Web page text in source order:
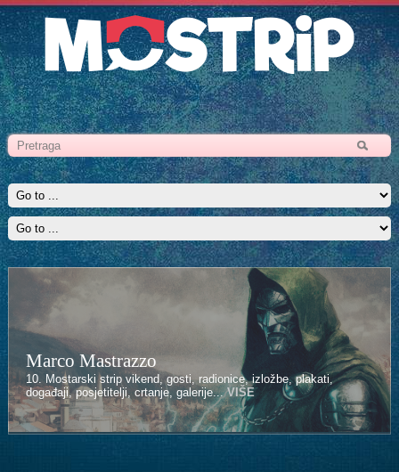
Marco Mastrazzo
10. Mostarski strip vikend, gosti, radionice, izložbe, plakati,
događaji, posjetitelji, crtanje, galerije...VIŠE